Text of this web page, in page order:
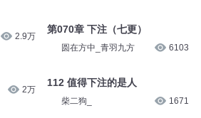
2.9万
2万
第070章 下注（七更）
圆在方中_青羽九方 6103
112 值得下注的是人
柴二狗_ 1671